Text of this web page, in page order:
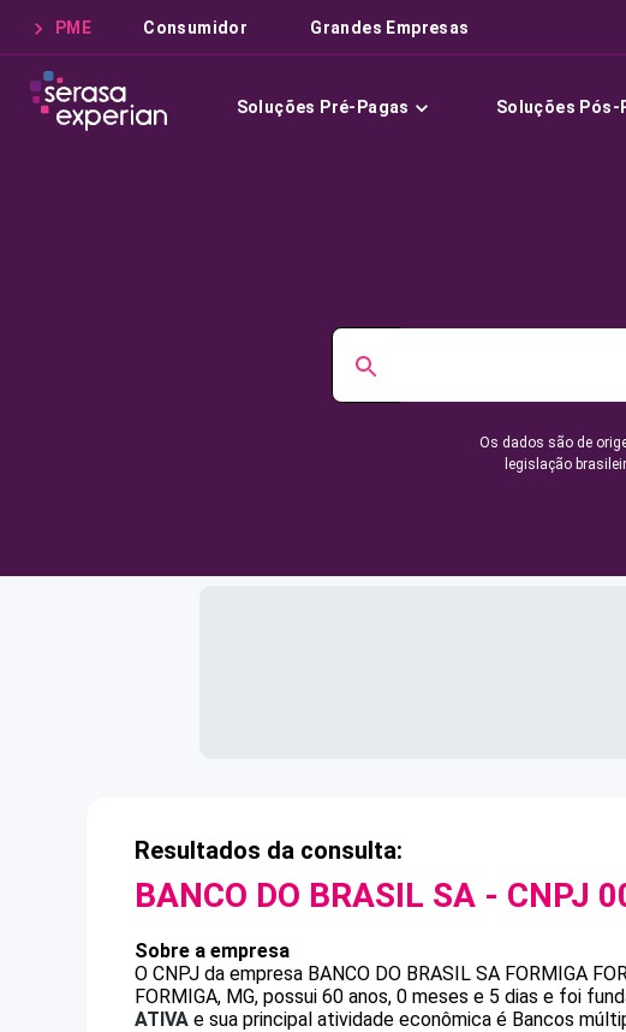
PME Consumidor Grandes Empresas
Soluções Pré-Pagas Soluções Pós-
Os dados são de
legislação
Resultados da consulta:
BANCO DO BRASIL SA - CNPJ
Sobre a empresa
O CNPJ da empresa BANCO DO BRASIL SA FORMIGA
FORMIGA, MG, possui 60 anos, 0 meses e 5 dias e foi
ATIVA e sua principal atividade econômica é Bancos